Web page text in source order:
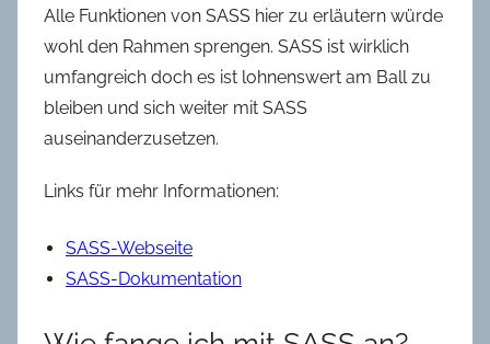
Alle Funktionen von SASS hier zu erläutern würde
wohl den Rahmen sprengen. SASS ist wirklich
umfangreich doch es ist lohnenswert am Ball zu
bleiben und sich weiter mit SASS
auseinanderzusetzen.
Links für mehr Informationen:
SASS-Webseite
SASS-Dokumentation